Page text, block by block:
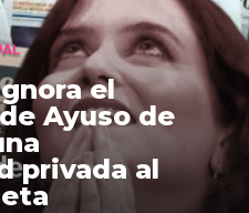
el
Ayuso de
privada al